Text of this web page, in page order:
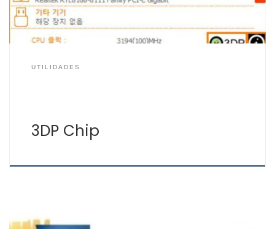
UTILIDADES
3DP Chip